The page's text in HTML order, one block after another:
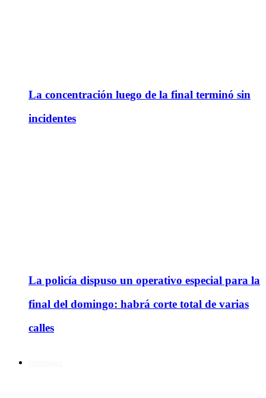
La concentración luego de la final terminó sin
incidentes
La policía dispuso un operativo especial para la
final del domingo: habrá corte total de varias
calles